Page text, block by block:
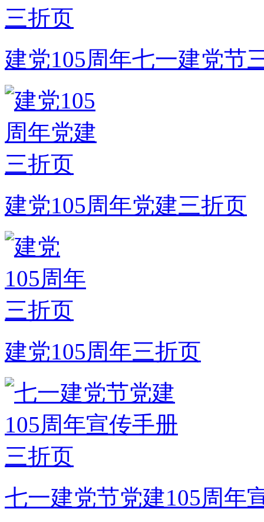
建党105周年七一建党节
建党105周年党建三折页
建党105周年三折页
七一建党节党建105周年